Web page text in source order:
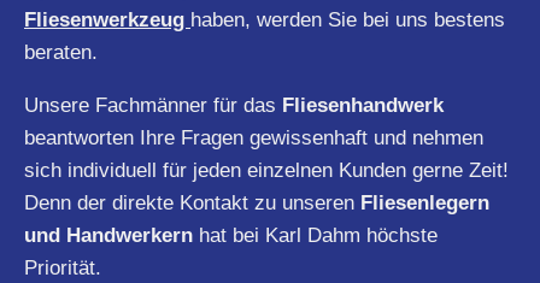
Fliesenwerkzeug haben, werden Sie bei uns bestens
beraten.
Unsere Fachmänner für das Fliesenhandwerk
beantworten Ihre Fragen gewissenhaft und nehmen
sich individuell für jeden einzelnen Kunden gerne Zeit!
Denn der direkte Kontakt zu unseren Fliesenlegern
und Handwerkern hat bei Karl Dahm höchste
Priorität.